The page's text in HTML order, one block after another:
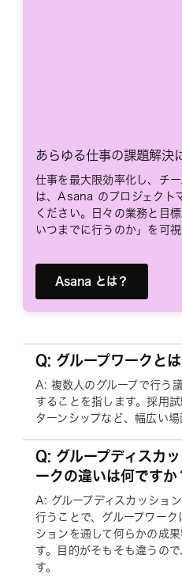
あらゆる仕事の課題解決
仕事を最大限効率化し、チ
は、Asana のプロジェクト
ください。日々の業務と目
いつまでに行うのか」を可視
Asana とは？
Q: グループワークと
A: 複数人のグループで行う
することを指します。採用
ターンシップなど、幅広い場
Q: グループディスカ
ークの違いは何ですか
A: グループディスカッショ
行うことで、グループワーク
ションを通して何らかの成
す。目的がそもそも違うの
す。